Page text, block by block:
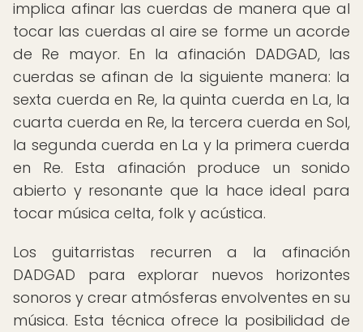
implica afinar las cuerdas de manera que al
tocar las cuerdas al aire se forme un acorde
de Re mayor. En la afinación DADGAD, las
cuerdas se afinan de la siguiente manera: la
sexta cuerda en Re, la quinta cuerda en La, la
cuarta cuerda en Re, la tercera cuerda en Sol,
la segunda cuerda en La y la primera cuerda
en Re. Esta afinación produce un sonido
abierto y resonante que la hace ideal para
tocar música celta, folk y acústica.
Los guitarristas recurren a la afinación
DADGAD para explorar nuevos horizontes
sonoros y crear atmósferas envolventes en su
música. Esta técnica ofrece la posibilidad de